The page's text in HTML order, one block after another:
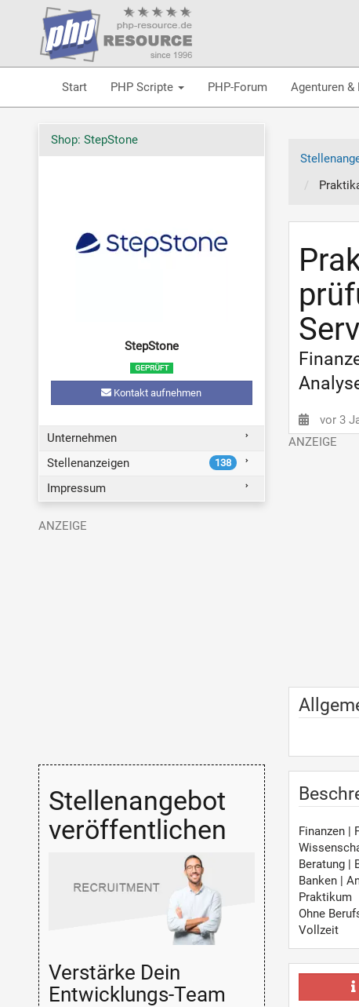
Start PHP Scripte PHP-Forum Agenturen &
vor 3
Finanzen |
Beratung |
Banken |
Praktikum
Ohne
Vollzeit
Shop: StepStone
StepStone
Kontakt aufnehmen
Unternehmen
Stellenanzeigen
138
Impressum
Stellenangebot
veröffentlichen
Verstärke Dein
Entwicklungs-Team